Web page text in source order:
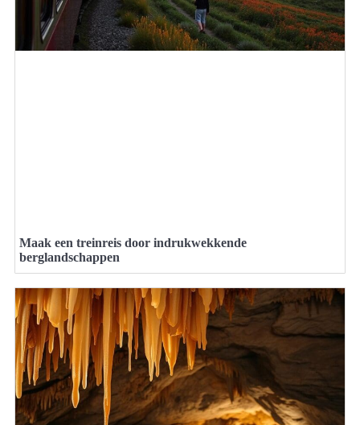
Maak een treinreis door indrukwekkende
berglandschappen